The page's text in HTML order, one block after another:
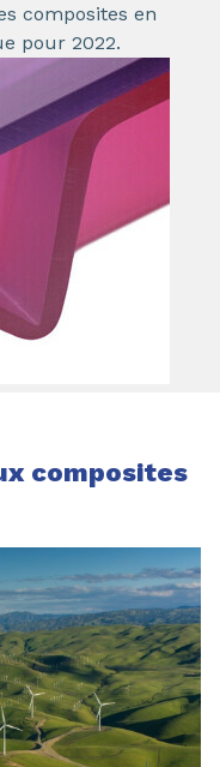
composites en
pour 2022.
composites